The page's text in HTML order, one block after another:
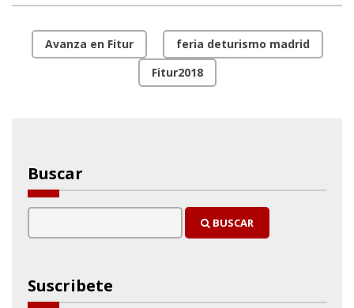
Avanza en Fitur
feria deturismo madrid
Fitur2018
Buscar
BUSCAR
Suscribete